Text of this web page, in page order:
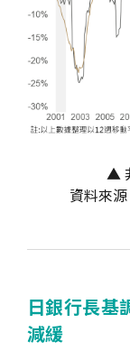
▲
資料來
日銀行長
減緩